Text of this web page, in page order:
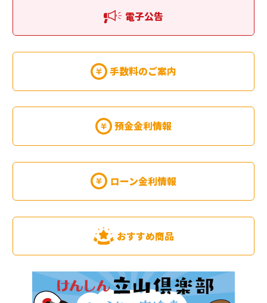
電子公告
手数料のご案内
預金金利情報
ローン金利情報
おすすめ商品